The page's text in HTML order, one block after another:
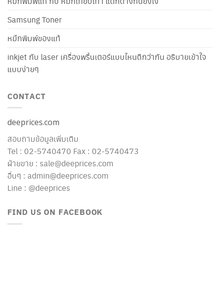
Samsung Toner
หมึกพิมพ์ของแท้
inkjet กับ laser เครื่องพริ้นเตอร์แบบไหนดีกว่ากัน อธิบายเข้าใจ
แบบง่ายๆ
CONTACT
deeprices.com
สอบถามข้อมูลเพิ่มเติม
Tel : 02-5740470 Fax : 02-5740473
ฝ่ายขาย : sale@deeprices.com
อื่นๆ : admin@deeprices.com
Line : @deeprices
FIND US ON FACEBOOK